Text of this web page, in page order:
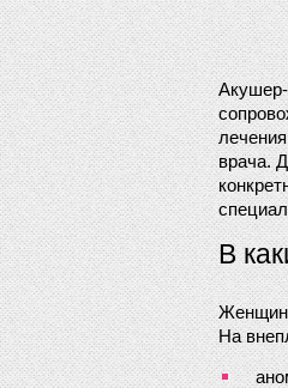
Акушер-
врача.
В
На